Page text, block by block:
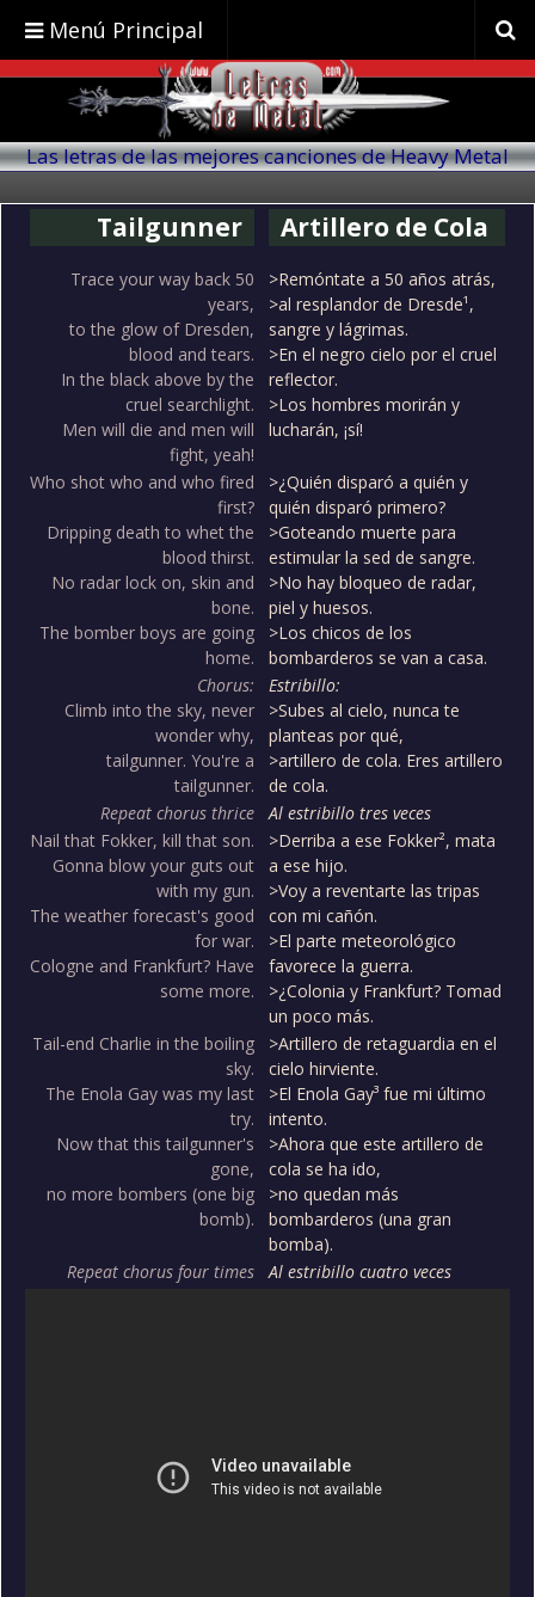
Menú Principal
Las letras de las mejores canciones de Heavy Metal
Tailgunner Artillero de Cola
Trace your way back 50
years,
to the glow of Dresden,
blood and tears.
In the black above by the
cruel searchlight.
Men will die and men will
fight, yeah!
>Remóntate a 50 años atrás,
>al resplandor de Dresde¹,
sangre y lágrimas.
>En el negro cielo por el cruel
reflector.
>Los hombres morirán y
lucharán, ¡sí!
Who shot who and who fired
first?
Dripping death to whet the
blood thirst.
No radar lock on, skin and
bone.
The bomber boys are going
home.
>¿Quién disparó a quién y
quién disparó primero?
>Goteando muerte para
estimular la sed de sangre.
>No hay bloqueo de radar,
piel y huesos.
>Los chicos de los
bombarderos se van a casa.
Chorus:
Climb into the sky, never
wonder why,
tailgunner. You're a
tailgunner.
Estribillo:
>Subes al cielo, nunca te
planteas por qué,
>artillero de cola. Eres artillero
de cola.
Repeat chorus thrice
Al estribillo tres veces
Nail that Fokker, kill that son.
Gonna blow your guts out
with my gun.
The weather forecast's good
for war.
Cologne and Frankfurt? Have
some more.
>Derriba a ese Fokker², mata
a ese hijo.
>Voy a reventarte las tripas
con mi cañón.
>El parte meteorológico
favorece la guerra.
>¿Colonia y Frankfurt? Tomad
un poco más.
Tail-end Charlie in the boiling
sky.
The Enola Gay was my last
try.
Now that this tailgunner's
gone,
no more bombers (one big
bomb).
>Artillero de retaguardia en el
cielo hirviente.
>El Enola Gay³ fue mi último
intento.
>Ahora que este artillero de
cola se ha ido,
>no quedan más
bombarderos (una gran
bomba).
Repeat chorus four times
Al estribillo cuatro veces